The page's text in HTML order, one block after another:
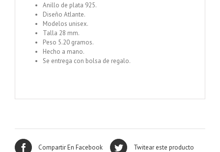
Anillo de plata 925.
Diseño Atlante.
Modelos unisex.
Talla 28 mm.
Peso 5.20 gramos.
Hecho a mano.
Se entrega con bolsa de regalo.
Compartir En Facebook Twitear este producto